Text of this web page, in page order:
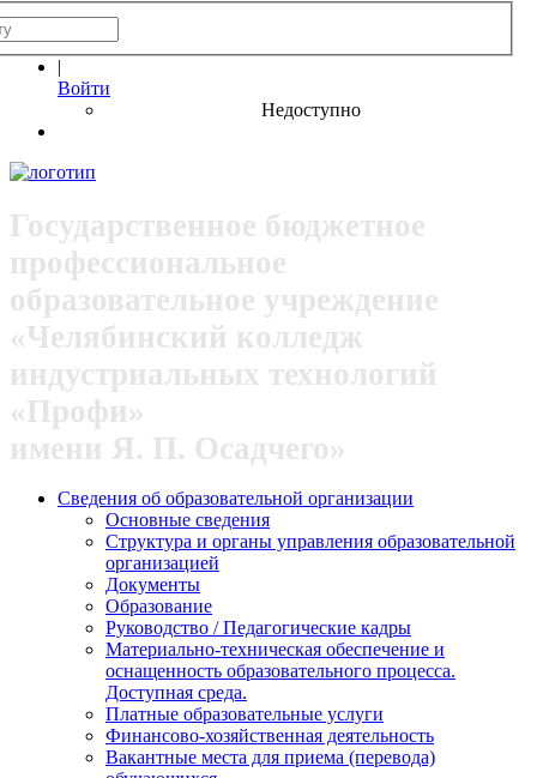
|
Войти
Недоступно
Государственное бюджетное
профессиональное
образовательное учреждение
«Челябинский колледж
индустриальных технологий
«Профи»
имени Я. П. Осадчего»
Сведения об образовательной организации
Основные сведения
Структура и органы управления образовательной
организацией
Документы
Образование
Руководство / Педагогические кадры
Материально-техническая обеспечение и
оснащенность образовательного процесса.
Доступная среда.
Платные образовательные услуги
Финансово-хозяйственная деятельность
Вакантные места для приема (перевода)